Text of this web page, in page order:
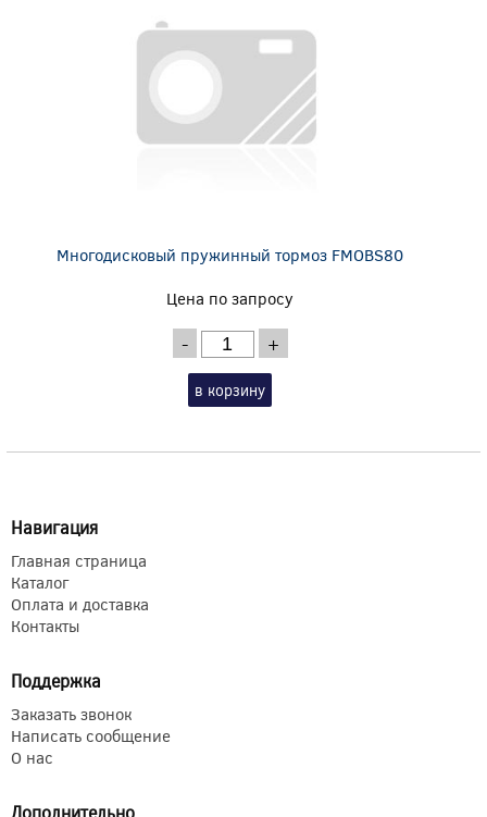
Многодисковый пружинный тормоз FMOBS80
Цена по запросу
- +
в корзину
Навигация
Главная страница
Каталог
Оплата и доставка
Контакты
Поддержка
Заказать звонок
Написать сообщение
О нас
Дополнительно